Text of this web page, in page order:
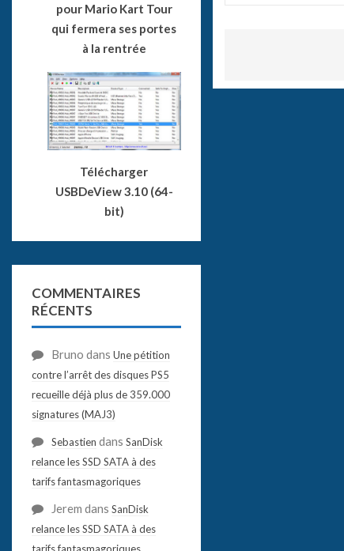
pour Mario Kart Tour
qui fermera ses portes
à la rentrée
Télécharger
USBDeView 3.10 (64-
bit)
COMMENTAIRES
RÉCENTS
Bruno dans Une pétition
contre l’arrêt des disques PS5
recueille déjà plus de 359.000
signatures (MAJ3)
Sebastien dans SanDisk
relance les SSD SATA à des
tarifs fantasmagoriques
Jerem dans SanDisk
relance les SSD SATA à des
tarifs fantasmagoriques